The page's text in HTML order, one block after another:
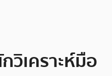
วิเคราะห์มือ